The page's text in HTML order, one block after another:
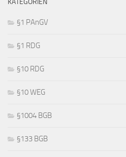
KATEGORIEN
§1 PAnGV
§1 RDG
§10 RDG
§10 WEG
§1004 BGB
§133 BGB